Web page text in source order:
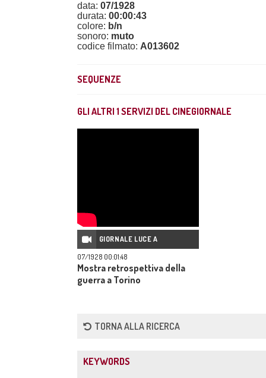
data: 07/1928
durata: 00:00:43
colore: b/n
sonoro: muto
codice filmato: A013602
SEQUENZE
GLI ALTRI 1 SERVIZI DEL CINEGIORNALE
GIORNALE LUCE A
07/1928 00:01:48
Mostra retrospettiva della
guerra a Torino
TORNA ALLA RICERCA
KEYWORDS